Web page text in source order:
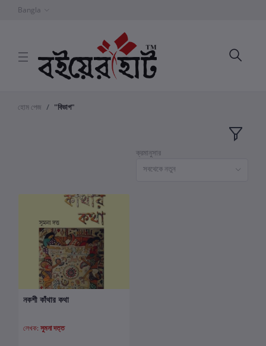
Bangla
হোম পেজ "বিভাগ"
ক্রমানুসার
সবথেকে নতুন
কার্টে যোগ করুন
নকশী কাঁথার কথা
লেখক: সুমনা দত্ত